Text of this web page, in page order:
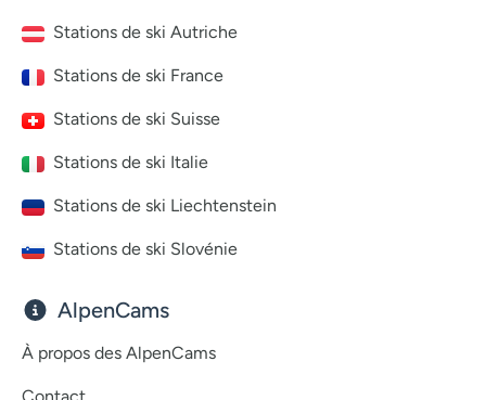
Stations de ski Autriche
Stations de ski France
Stations de ski Suisse
Stations de ski Italie
Stations de ski Liechtenstein
Stations de ski Slovénie
AlpenCams
À propos des AlpenCams